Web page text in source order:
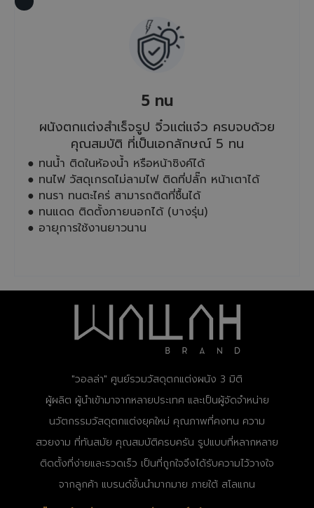
5 ทน
ผนังตกแต่งสำเร็จรูป จิ๋วแต่แจ๋ว ครบจบด้วย
คุณสมบัติ ที่เป็นเอกลักษณ์ 5 ทน
● ทนน้ำ ติดในห้องน้ำ หรือหน้าซิงค์ได้
● ทนไฟ วัสดุเกรดไม่ลามไฟ ติดที่ปลั๊ก หน้าเตาได้
● ทนรา ทนตะไคร่ สามารถติดที่ชื้นได้
● ทนแดด ติดตั้งภายนอกได้ (บางรุ่น)
● อายุการใช้งานยาวนาน
"วอลล่า" ศูนย์รวมวัสดุตกแต่งผนัง 3 มิติ
ผู้ผลิต ผู้นำเข้ามาจากหลายประเทศ และเป็นผู้จัดจำหน่าย
นวัตกรรมวัสดุตกแต่งยุคใหม่ คุณภาพที่คงทน ความ
สวยงาม ที่ทันสมัย คุณสมบัติครบครัน รูปแบบที่หลากหลาย
ติดตั้งที่ง่ายและรวดเร็ว เป็นที่ถูกใจจึงได้รับความไว้วางใจ
จากลูกค้า แบรนด์ชั้นนำมากมาย ภายใต้ สโลแกน